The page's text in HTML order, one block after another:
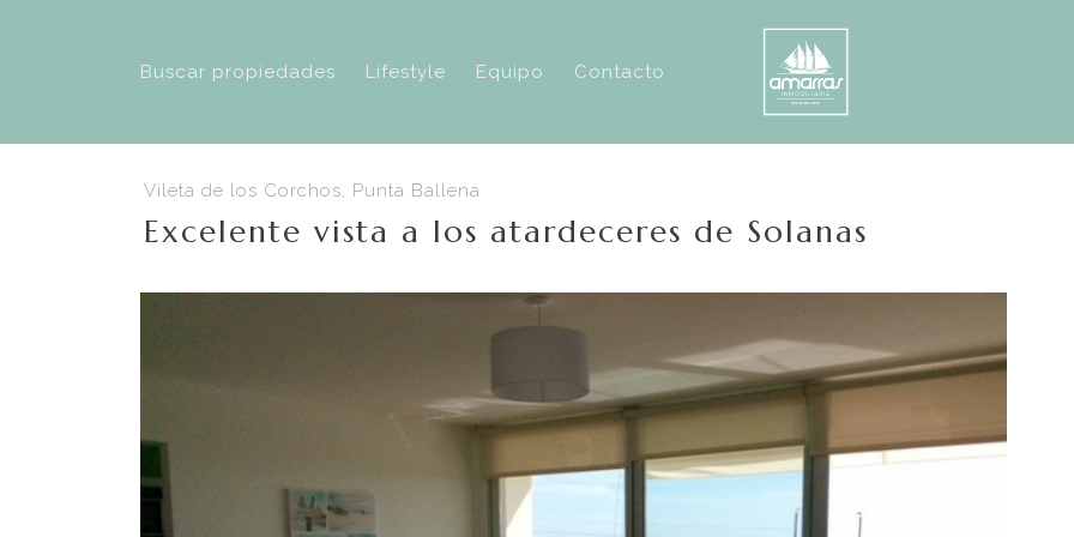
Buscar propiedades Lifestyle Equipo Contacto
Vileta de los Corchos, Punta Ballena
Excelente vista a los atardeceres de Solanas